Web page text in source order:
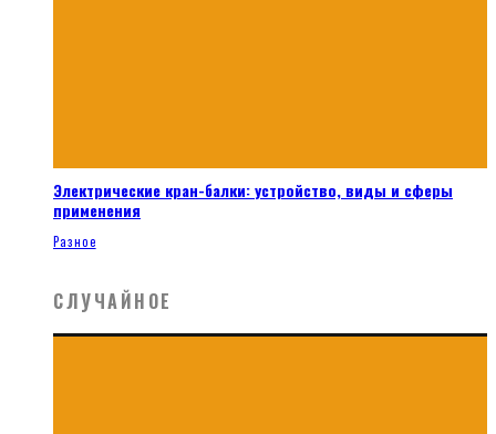
Электрические кран-балки: устройство, виды и сферы
применения
Разное
СЛУЧАЙНОЕ